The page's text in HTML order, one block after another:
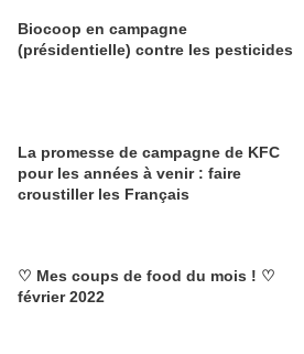
Biocoop en campagne
(présidentielle) contre les pesticides
La promesse de campagne de KFC
pour les années à venir : faire
croustiller les Français
♡ Mes coups de food du mois ! ♡
février 2022